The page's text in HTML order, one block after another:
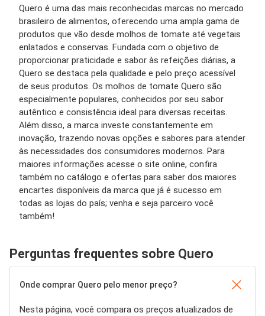
Quero é uma das mais reconhecidas marcas no mercado
brasileiro de alimentos, oferecendo uma ampla gama de
produtos que vão desde molhos de tomate até vegetais
enlatados e conservas. Fundada com o objetivo de
proporcionar praticidade e sabor às refeições diárias, a
Quero se destaca pela qualidade e pelo preço acessível
de seus produtos. Os molhos de tomate Quero são
especialmente populares, conhecidos por seu sabor
autêntico e consistência ideal para diversas receitas.
Além disso, a marca investe constantemente em
inovação, trazendo novas opções e sabores para atender
às necessidades dos consumidores modernos. Para
maiores informações acesse o site online, confira
também no catálogo e ofertas para saber dos maiores
encartes disponíveis da marca que já é sucesso em
todas as lojas do país; venha e seja parceiro você
também!
Perguntas frequentes sobre Quero
Onde comprar Quero pelo menor preço?
Nesta página, você compara os preços atualizados de